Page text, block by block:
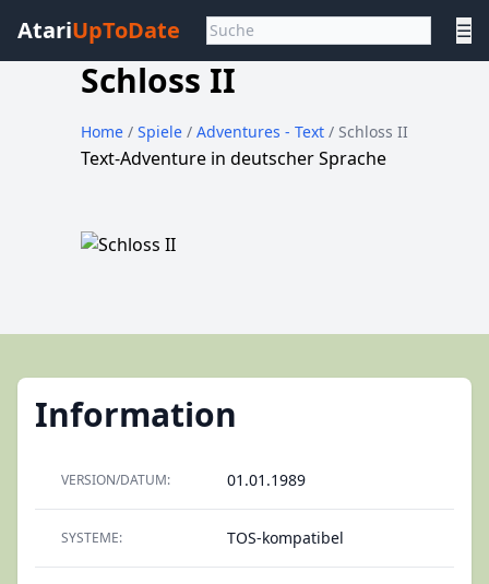
AtariUpToDate ☰
Schloss II
Home / Spiele / Adventures - Text / Schloss II
Text-Adventure in deutscher Sprache
Information
VERSION/DATUM: 01.01.1989
SYSTEME: TOS-kompatibel